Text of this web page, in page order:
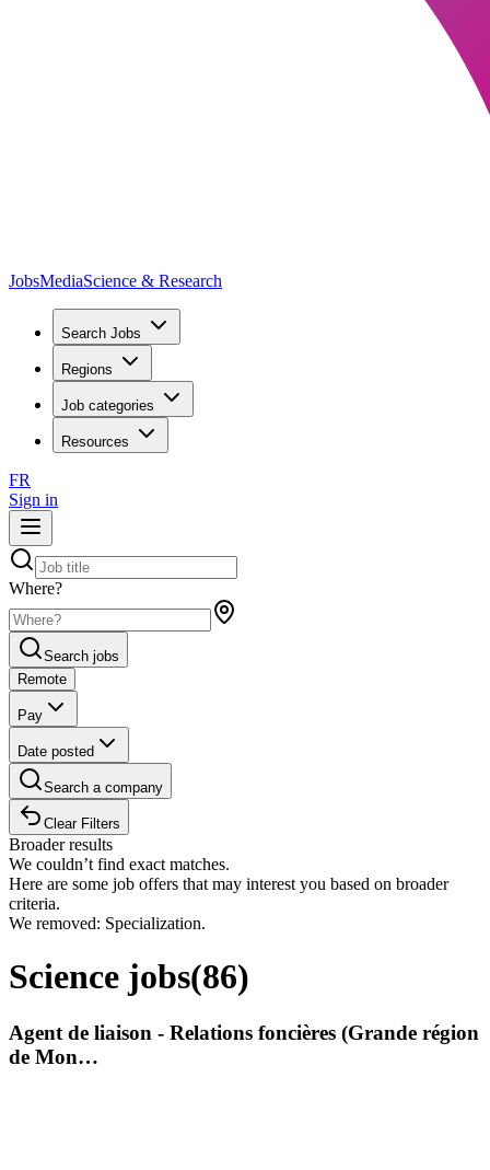
JobsMediaScience & Research
Search Jobs
Regions
Job categories
Resources
FR
Sign in
Where?
Search jobs
Remote
Pay
Date posted
Search a company
Clear Filters
Broader results
We couldn’t find exact matches.
Here are some job offers that may interest you based on broader
criteria.
We removed: Specialization.
Science jobs(86)
Agent de liaison - Relations foncières (Grande région
de Mon…